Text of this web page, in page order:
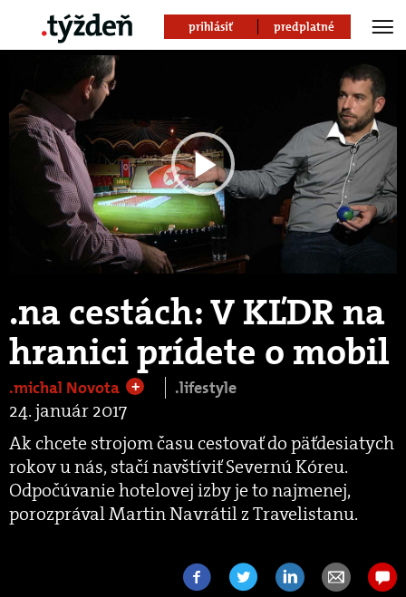
prihlásiť predplatné
Play
Video
.na cestách: V KĽDR na
hranici prídete o mobil​
.michal Novota + .lifestyle
24. január 2017
Ak chcete strojom času cestovať do päťdesiatych
rokov u nás, stačí navštíviť Severnú Kóreu.
Odpočúvanie hotelovej izby je to najmenej,
porozprával Martin Navrátil z Travelistanu.